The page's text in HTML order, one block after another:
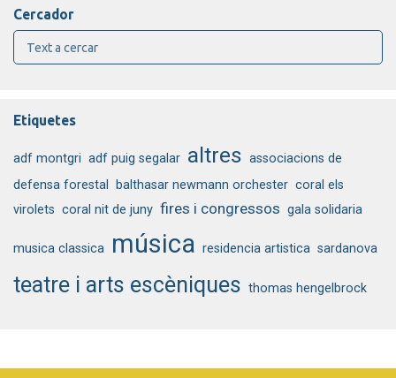
Cercador
Etiquetes
adf montgri adf puig segalar altres associacions de
defensa forestal
balthasar newmann orchester coral els
virolets coral nit de juny fires i congressos gala solidaria
musica classica música residencia artistica sardanova
teatre i arts escèniques thomas hengelbrock